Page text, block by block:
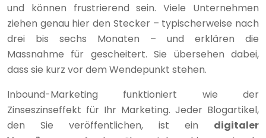
und können frustrierend sein. Viele Unternehmen
ziehen genau hier den Stecker – typischerweise nach
drei bis sechs Monaten – und erklären die
Massnahme für gescheitert. Sie übersehen dabei,
dass sie kurz vor dem Wendepunkt stehen.
Inbound-Marketing funktioniert wie der
Zinseszinseffekt für Ihr Marketing. Jeder Blogartikel,
den Sie veröffentlichen, ist ein digitaler